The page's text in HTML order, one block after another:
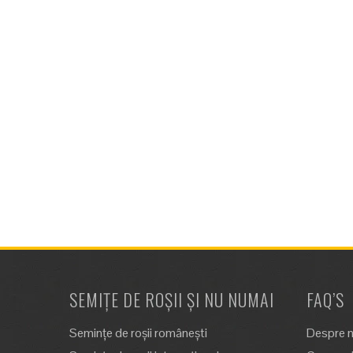
SEMIȚE DE ROȘII ȘI NU NUMAI
Semințe de roșii românești
FAQ’S
Despre